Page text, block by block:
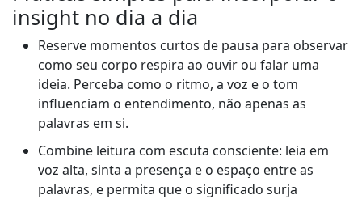
insight no dia a dia
Reserve momentos curtos de pausa para observar
como seu corpo respira ao ouvir ou falar uma
ideia. Perceba como o ritmo, a voz e o tom
influenciam o entendimento, não apenas as
palavras em si.
Combine leitura com escuta consciente: leia em
voz alta, sinta a presença e o espaço entre as
palavras, e permita que o significado surja